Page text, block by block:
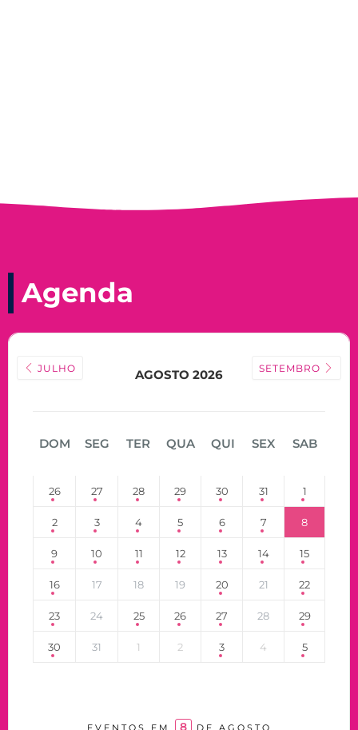
Agenda
JULHO AGOSTO 2026 SETEMBRO
DOM SEG TER QUA QUI SEX SAB
26 27 28 29 30 31 1
2 3 4 5 6 7 8
9 10 11 12 13 14 15
16 17 18 19 20 21 22
23 24 25 26 27 28 29
30 31 1 2 3 4 5
8